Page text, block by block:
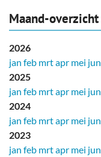
Maand-overzicht
2026
jan feb mrtapr mei jun
2025
jan feb mrtapr mei jun
2024
jan feb mrtapr mei jun
2023
jan feb mrtapr mei jun